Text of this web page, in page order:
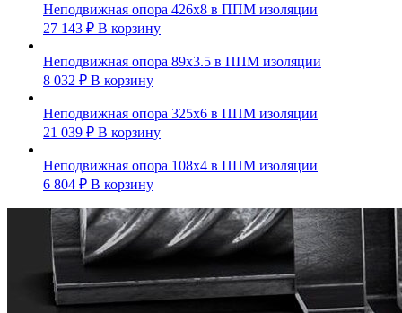
Неподвижная опора 426х8 в ППМ изоляции
27 143 ₽ В корзину
Неподвижная опора 89х3.5 в ППМ изоляции
8 032 ₽ В корзину
Неподвижная опора 325х6 в ППМ изоляции
21 039 ₽ В корзину
Неподвижная опора 108х4 в ППМ изоляции
6 804 ₽ В корзину